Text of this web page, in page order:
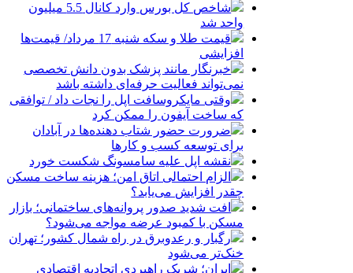
شاخص کل بورس وارد کانال 5.5 میلیون
واحد شد
قیمت طلا و سکه شنبه 17 مرداد/ قیمت‌ها
افزایشی
خبرنگار مانند پزشک بدون دانش تخصصی
نمی‌تواند فعالیت حرفه‌ای داشته باشد
وقتی مایکروسافت اپل را نجات داد / توافقی
که ساخت آیفون را ممکن کرد
ضرورت حضور شتاب ‌دهنده‌ها در آبادان
برای توسعه کسب‌ و کارها
نقشه اپل علیه سامسونگ شکست خورد
الزام احتمالی اتاق امن؛ هزینه ساخت مسکن
چقدر افزایش می‌یابد؟
افت شدید صدور پروانه‌های ساختمانی؛ بازار
مسکن با کمبود عرضه مواجه می‌شود؟
رگبار و رعدوبرق در راه شمال کشور؛ تهران
خنک‌تر می‌شود
ایران؛ شریک راهبردی اتحادیه اقتصادی